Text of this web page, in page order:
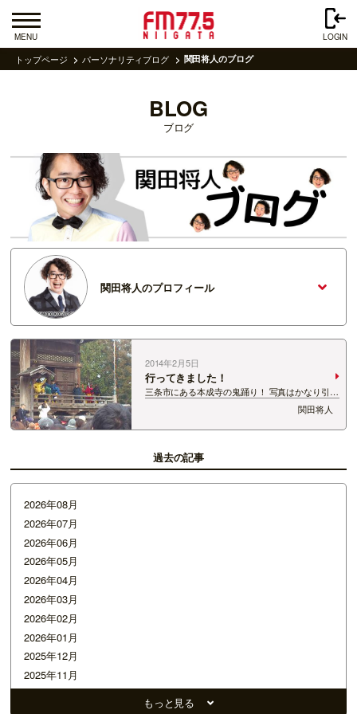
MENU LOGIN
トップページ パーソナリティブログ 関田将人のブログ
BLOG
ブログ
関田将人のプロフィール
2014年2月5日
行ってきました！
三条市にある本成寺の鬼踊り！ 写真はかなり引き
ですが(笑) かなりの迫力でした！ まぁ子供たちの
あちこちでの泣き声(笑) あれだけ鬼がそろってた
ら泣いちゃうわな(笑) 最後に寄りの鬼を１枚 おあ
関田将人
過去の記事
2026年08月
2026年07月
2026年06月
2026年05月
2026年04月
2026年03月
2026年02月
2026年01月
2025年12月
2025年11月
2025年10月
もっと見る